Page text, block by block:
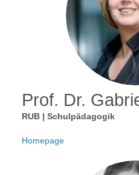
Prof. Dr.
RUB | Schulpädagogik
Homepage